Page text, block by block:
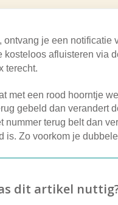
ontvang je een
kosteloos afluisteren via
terecht.
met een rood hoorntje
gebeld dan verandert
nummer terug belt dan
is. Zo voorkom je
dit artikel